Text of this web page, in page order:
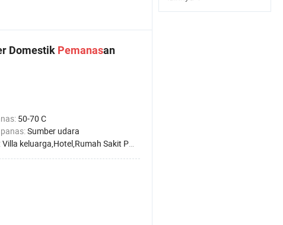
Domestik Pemanasan
50-70 C
Sumber udara
Villa keluarga,Hotel,Rumah Sakit Pabrik,Apartemen untuk Pelajar,Salon Kecantikan